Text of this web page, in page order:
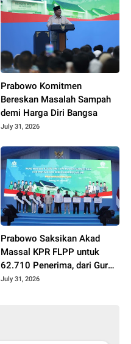
Prabowo Komitmen
Bereskan Masalah Sampah
demi Harga Diri Bangsa
July 31, 2026
Prabowo Saksikan Akad
Massal KPR FLPP untuk
62.710 Penerima, dari Guru
SD hingga Pengemudi Ojol
July 31, 2026